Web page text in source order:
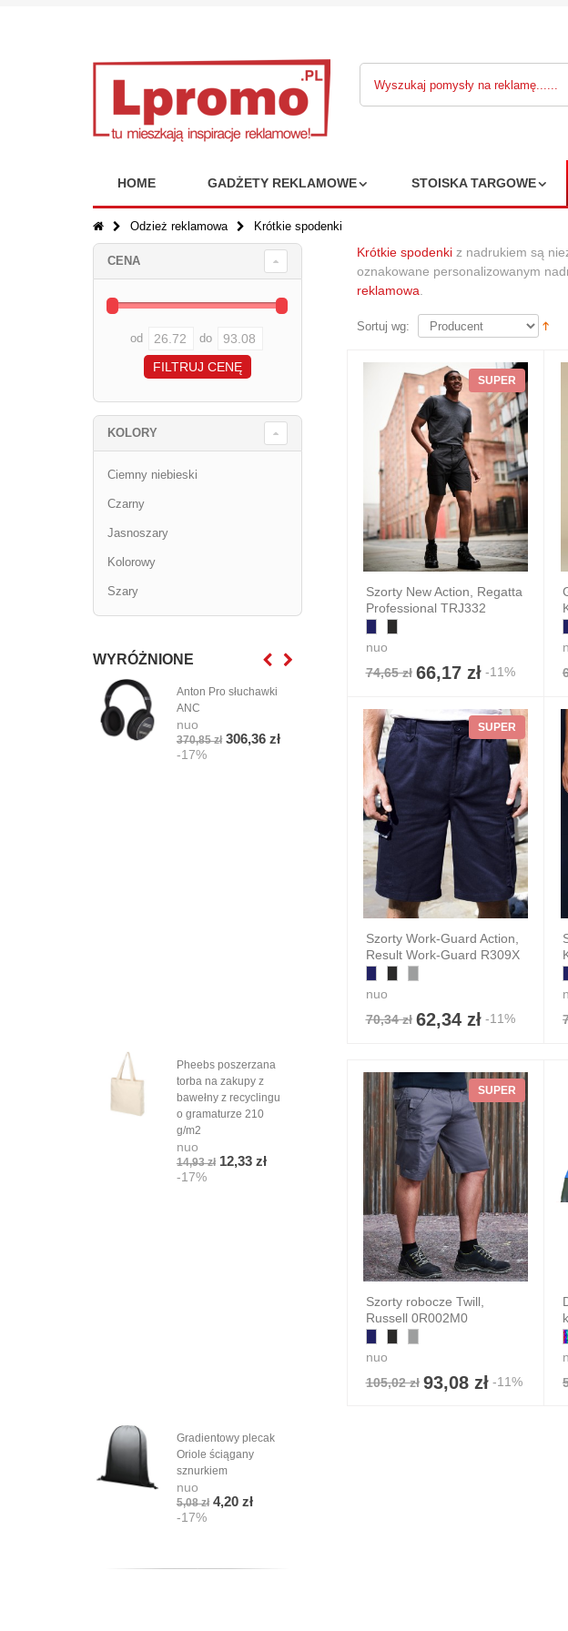
HOME GADŻETY REKLAMOWE STOISKA TARGOWE
Odzież reklamowa Krótkie spodenki
Krótkie spodenkiz nadrukiem są
oznakowane personalizowanym
reklamowa
Sortuj wg:
SUPER
Szorty New Action, Regatta
Professional TRJ332
nuo
74,65 zł 66,17 zł-11%
SUPER
Szorty Work-Guard Action,
Result Work-Guard R309X
nuo
70,34 zł 62,34 zł-11%
SUPER
Szorty robocze Twill,
Russell 0R002M0
nuo
105,02 zł 93,08 zł-11%
CENA
od do
KOLORY
Ciemny niebieski
Czarny
Jasnoszary
Kolorowy
Szary
WYRÓŻNIONE
Anton Pro słuchawki
ANC
nuo
370,85 zł 306,36 zł
-17%
Pheebs poszerzana
torba na zakupy z
bawełny z recyclingu
o gramaturze 210
g/m2
nuo
14,93 zł 12,33 zł
-17%
Gradientowy plecak
Oriole ściągany
sznurkiem
nuo
5,08 zł 4,20 zł
-17%
Baseball
nuo
4,72 zł 3,90 zł
-17%
KEY RING WITH
TAPE MEASURE
nuo
3,07 zł 2,56 zł
-16%